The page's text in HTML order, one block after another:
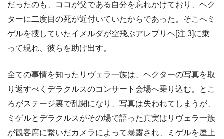
だったのも、ココが父である自分を忘れかけており、ヘク
ターに二度目の死が近付いていたからであった。そこへミ
ゲルを捜していたイメルダが空飛ぶアレブリヘ[注 3]に乗
って現れ、彼らを助け出す。
全ての事情を知ったリヴェラ一族は、ヘクターの写真を取
り返すべくデラクルスのコンサート会場へ乗り込む。とこ
ろがステージ裏で乱闘になり、写真は失われてしまうが、
ミゲルとデラクルスがその場で語った真実はリヴェラ一族
が観客席に繋いだカメラによって暴露され、ミゲルを屋上